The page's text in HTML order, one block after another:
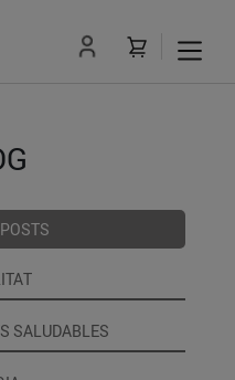
SALUDABLES